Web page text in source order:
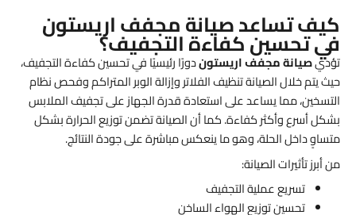
كيف تساعد صيانة مجفف اريستون
في تحسين كفاءة التجفيف؟
تؤديصيانة مجفف اريستوندورًا رئيسيًا في تحسين كفاءة التجفيف،
حيث يتم خلال الصيانة تنظيف الفلاتر وإزالة الوبر المتراكم وفحص نظام
التسخين، مما يساعد على استعادة قدرة الجهاز على تجفيف الملابس
بشكل أسرع وأكثر كفاءة. كما أن الصيانة تضمن توزيع الحرارة بشكل
متساوٍ داخل الحلة، وهو ما ينعكس مباشرة على جودة النتائج.
من أبرز تأثيرات الصيانة:
تسريع عملية التجفيف
تحسين توزيع الهواء الساخن